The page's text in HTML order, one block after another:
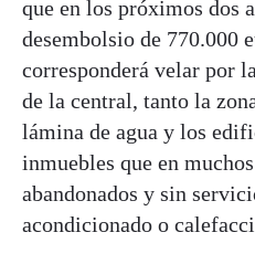
que en los próximos dos
desembolsio de 770.000
corresponderá velar por
de la central, tanto la
lámina de agua y los
inmuebles que en
abandonados y sin
acondicionado o